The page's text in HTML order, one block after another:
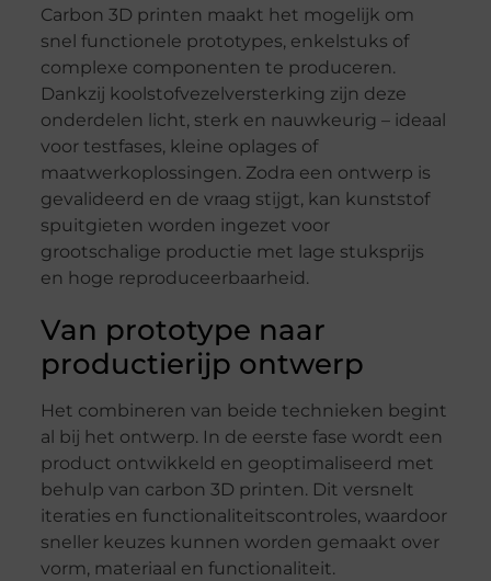
Carbon 3D printen maakt het mogelijk om
snel functionele prototypes, enkelstuks of
complexe componenten te produceren.
Dankzij koolstofvezelversterking zijn deze
onderdelen licht, sterk en nauwkeurig – ideaal
voor testfases, kleine oplages of
maatwerkoplossingen. Zodra een ontwerp is
gevalideerd en de vraag stijgt, kan kunststof
spuitgieten worden ingezet voor
grootschalige productie met lage stuksprijs
en hoge reproduceerbaarheid.
Van prototype naar
productierijp ontwerp
Het combineren van beide technieken begint
al bij het ontwerp. In de eerste fase wordt een
product ontwikkeld en geoptimaliseerd met
behulp van carbon 3D printen. Dit versnelt
iteraties en functionaliteitscontroles, waardoor
sneller keuzes kunnen worden gemaakt over
vorm, materiaal en functionaliteit.